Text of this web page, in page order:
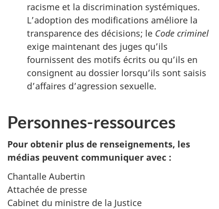
racisme et la discrimination systémiques.
L’adoption des modifications améliore la
transparence des décisions; le Code criminel
exige maintenant des juges qu’ils
fournissent des motifs écrits ou qu’ils en
consignent au dossier lorsqu’ils sont saisis
d’affaires d’agression sexuelle.
Personnes-ressources
Pour obtenir plus de renseignements, les
médias peuvent communiquer avec :
Chantalle Aubertin
Attachée de presse
Cabinet du ministre de la Justice